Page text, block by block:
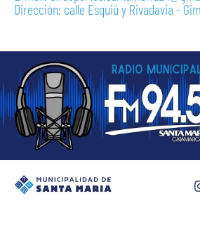
Dirección: calle Esquiú y Rivadavia -